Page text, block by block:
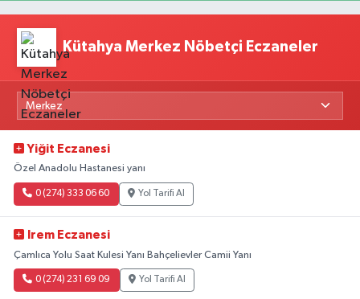
Kütahya Merkez Nöbetçi Eczaneler
Yiğit Eczanesi
Özel Anadolu Hastanesi yanı
0 (274) 333 06 60 Yol Tarifi Al
Irem Eczanesi
Çamlıca Yolu Saat Kulesi Yanı Bahçelievler Camii Yanı
0 (274) 231 69 09 Yol Tarifi Al